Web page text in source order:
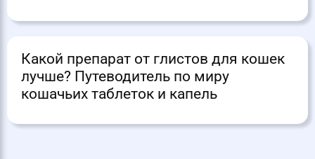
Какой препарат от глистов для кошек
лучше? Путеводитель по миру
кошачьих таблеток и капель